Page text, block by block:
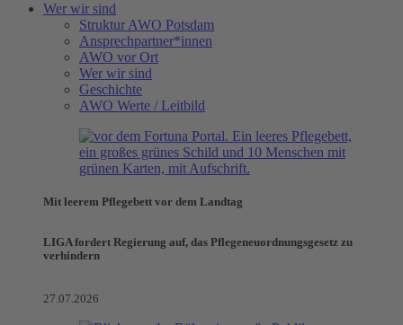
Wer wir sind
Struktur AWO Potsdam
Ansprechpartner*innen
AWO vor Ort
Wer wir sind
Geschichte
AWO Werte / Leitbild
Mit leerem Pflegebett vor dem Landtag
LIGA fordert Regierung auf, das Pflegeneuordnungsgesetz zu
verhindern
27.07.2026